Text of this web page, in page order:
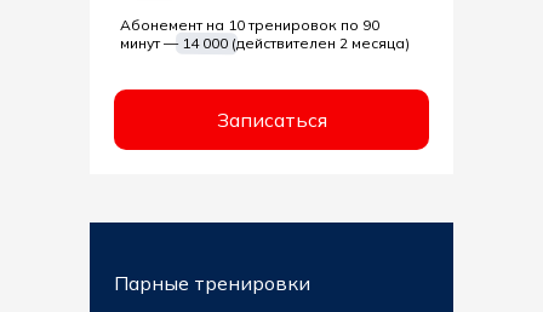
Абонемент на 10 тренировок по 90
минут — 14 000 (действителен 2 месяца)
Записаться
Парные тренировки